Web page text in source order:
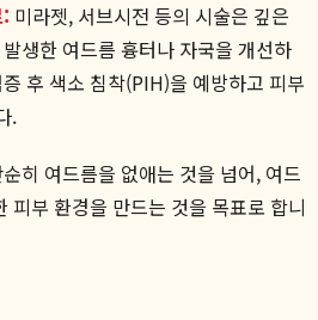
미라젯, 서브시전 등의 시술은 깊은
생한 여드름 흉터나 자국을 개선하
후 색소 침착(PIH)을 예방하고 피부
.
히 여드름을 없애는 것을 넘어, 여드
피부 환경을 만드는 것을 목표로 합니